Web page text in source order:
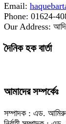
Email:
Phone: 01624-
Our Address: আদিবা
দৈনিক হক বার্তা
আমাদের সম্পর্কেঃ
সম্পাদক : এড.